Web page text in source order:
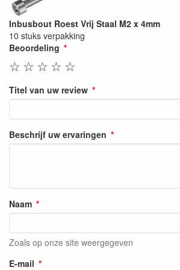
Inbusbout Roest Vrij Staal M2 x 4mm
10 stuks verpakking
Beoordeling
☆
☆
☆
☆
☆
Titel van uw review
Beschrijf uw ervaringen
Naam
Zoals op onze site weergegeven
E-mail